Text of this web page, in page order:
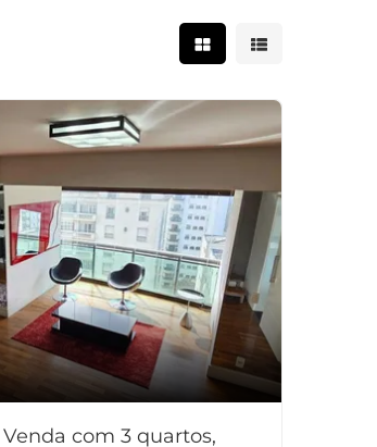
Mostrar resultados
Mostrar
com 3 quartos,